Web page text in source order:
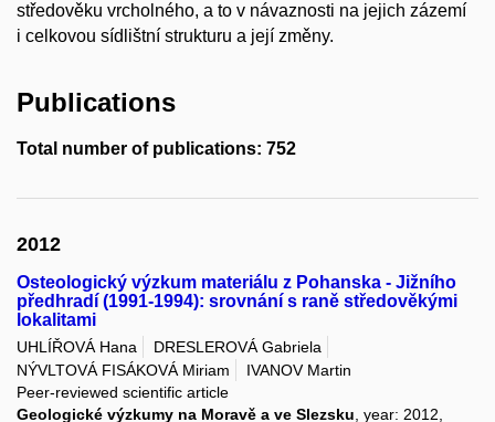
středověku vrcholného, a to v návaznosti na jejich zázemí
i celkovou sídlištní strukturu a její změny.
Publications
Total number of publications: 752
2012
Osteologický výzkum materiálu z Pohanska - Jižního
předhradí (1991-1994): srovnání s raně středověkými
lokalitami
UHLÍŘOVÁ Hana
DRESLEROVÁ Gabriela
NÝVLTOVÁ FISÁKOVÁ Miriam
IVANOV Martin
Peer-reviewed scientific article
Geologické výzkumy na Moravě a ve Slezsku, year: 2012,